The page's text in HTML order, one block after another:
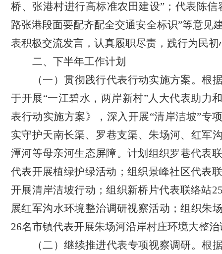
桥、张港村进行高标准农田建设”；代表陈信
路张港段面要配齐配全交通安全标识”等意见
表积极交流发言，认真履职尽责，践行为民初
二、下半年工作计划
（一）贯彻践行代表行动实施方案。根
于开展“一江碧水，两岸新村”人大代表助力
表行动实施方案》，深入开展“清岸洁坡”专
实守护天南长渠、罗巷支渠、朱场河、红军
潭河等母亲河生态屏障。计划组织罗巷代表
代表开展植绿护绿活动；组织景峰社区代表
开展清岸洁坡行动；组织新桥片代表联络站
展红军沟水环境整治调研视察活动；组织朱
26名市镇代表开展朱场河沿岸村庄环境大整
（二）继续推进代表专项视察调研。根